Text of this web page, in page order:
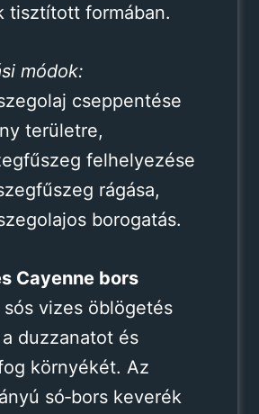
tisztított formában.
módok:
cseppentése
területre,
felhelyezése
rágása,
borogatás.
Cayenne bors
vizes öblögetés
duzzanatot és
környékét. Az
só‑bors keverék